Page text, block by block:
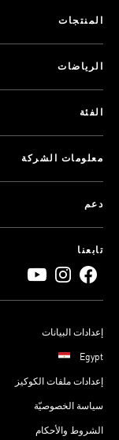
المنتجات
الرياضات
الفئة
معلومات الشركة
دعم
تابعنا
إعدادات البيانات
Egypt
إعدادات ملفات الكوكيز
سياسة الخصوصيّة
الشروط والأحكام